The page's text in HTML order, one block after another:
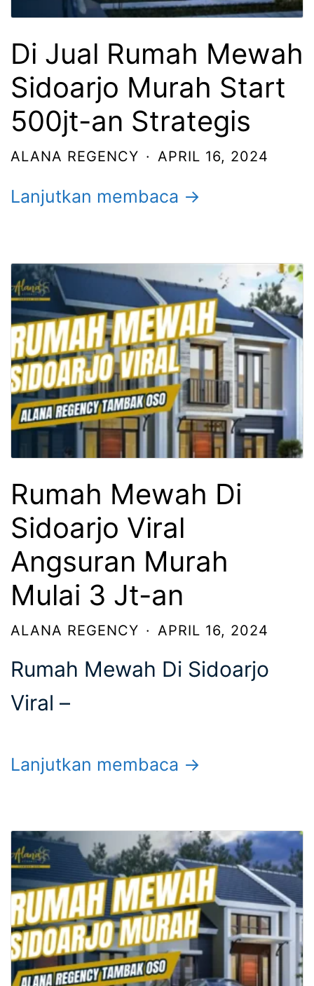
Di Jual Rumah Mewah
Sidoarjo Murah Start
500jt-an Strategis
ALANA REGENCY · APRIL 16, 2024
Lanjutkan membaca →
Rumah Mewah Di
Sidoarjo Viral
Angsuran Murah
Mulai 3 Jt-an
ALANA REGENCY · APRIL 16, 2024
Rumah Mewah Di Sidoarjo
Viral –
Lanjutkan membaca →